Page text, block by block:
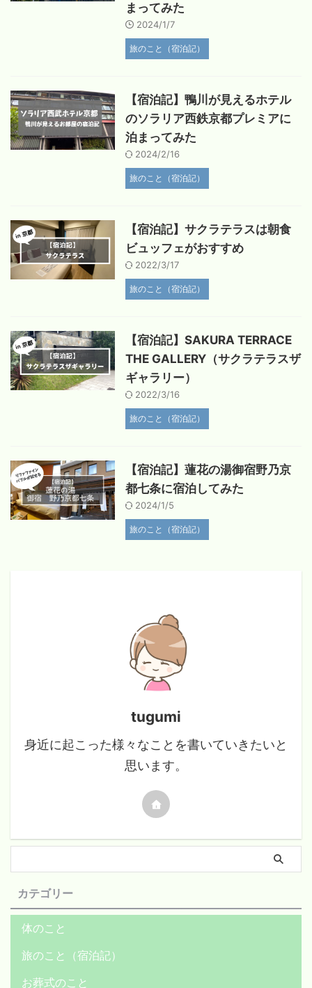
まってみた
2024/1/7
旅のこと（宿泊記）
【宿泊記】鴨川が見えるホテル
のソラリア西鉄京都プレミアに
泊まってみた
2024/2/16
旅のこと（宿泊記）
【宿泊記】サクラテラスは朝食
ビュッフェがおすすめ
2022/3/17
旅のこと（宿泊記）
【宿泊記】SAKURA TERRACE
THE GALLERY（サクラテラスザ
ギャラリー）
2022/3/16
旅のこと（宿泊記）
【宿泊記】蓮花の湯御宿野乃京
都七条に宿泊してみた
2024/1/5
旅のこと（宿泊記）
tugumi
身近に起こった様々なことを書いていきたいと
思います。
カテゴリー
体のこと
旅のこと（宿泊記）
お葬式のこと